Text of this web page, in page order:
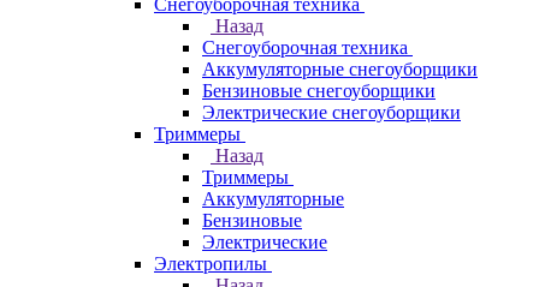
Снегоуборочная техника
Назад
Снегоуборочная техника
Аккумуляторные снегоуборщики
Бензиновые снегоуборщики
Электрические снегоуборщики
Триммеры
Назад
Триммеры
Аккумуляторные
Бензиновые
Электрические
Электропилы